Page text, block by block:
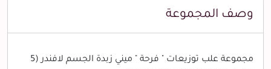
وصف المجموعة
مجموعة علب توزيعات " فرحة " ميني زبدة الجسم لافندر (5